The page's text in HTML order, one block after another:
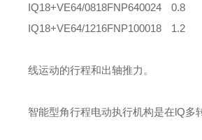
IQ18+VE64/0818FNP640024 0.8
IQ18+VE64/1216FNP100018 1.2
线运动的行程和出轴推力。
智能型角行程电动执行机构是在lQ多